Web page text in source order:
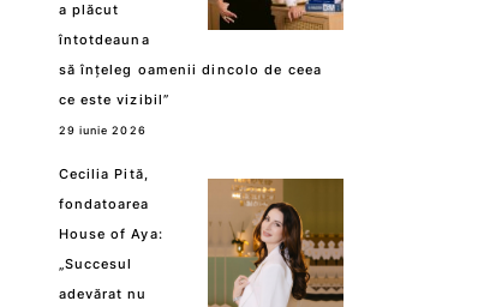
a plăcut
întotdeauna
să înțeleg oamenii dincolo de ceea
ce este vizibil”
29 iunie 2026
Cecilia Pită,
fondatoarea
House of Aya:
„Succesul
adevărat nu